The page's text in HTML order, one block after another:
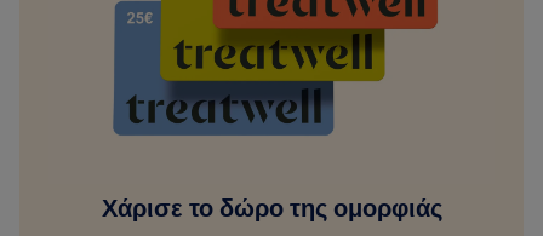
Χάρισε το δώρο της ομορφιάς